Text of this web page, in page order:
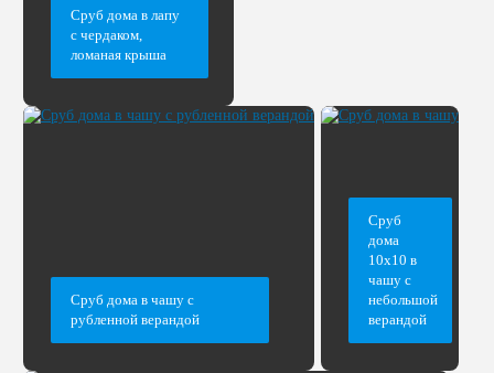
Сруб дома в лапу
с чердаком,
ломаная крыша
Сруб дома в чашу с
рубленной верандой
Сруб
дома
10х10 в
чашу с
небольшой
верандой